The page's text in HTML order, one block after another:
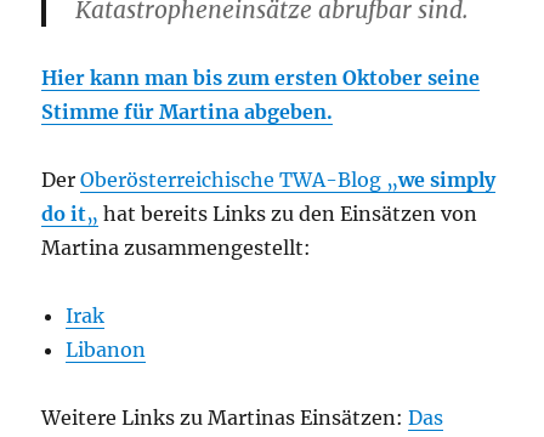
Katastropheneinsätze abrufbar sind.
Hier kann man bis zum ersten Oktober seine
Stimme für Martina abgeben.
DerOberösterreichische TWA-Blog „we simply
do it„ hat bereits Links zu den Einsätzen von
Martina zusammengestellt:
Irak
Libanon
Weitere Links zu Martinas Einsätzen:Das